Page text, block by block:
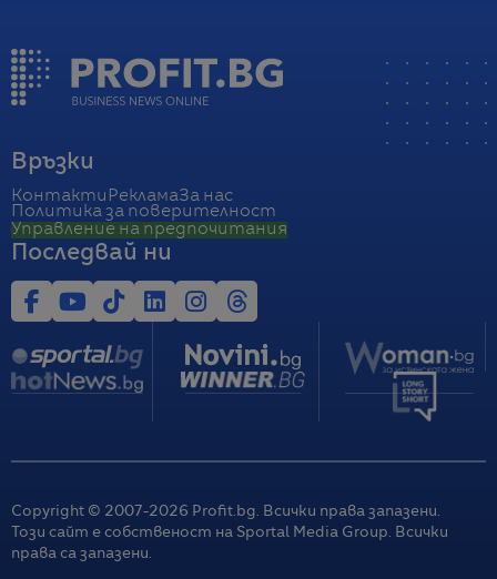
Връзки
Контакти РекламаЗа нас
Политика за поверителност
Управление на предпочитания
Последвай ни
Copyright © 2007-2026 Profit.bg. Всички права запазени.
Този сайт е собственост на Sportal Media Group. Всички
права са запазени.